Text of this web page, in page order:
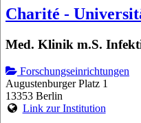
Charité -
Med. Klinik m.S.
Forschungseinrichtungen
Augustenburger Platz 1
13353 Berlin
Link zur Institution